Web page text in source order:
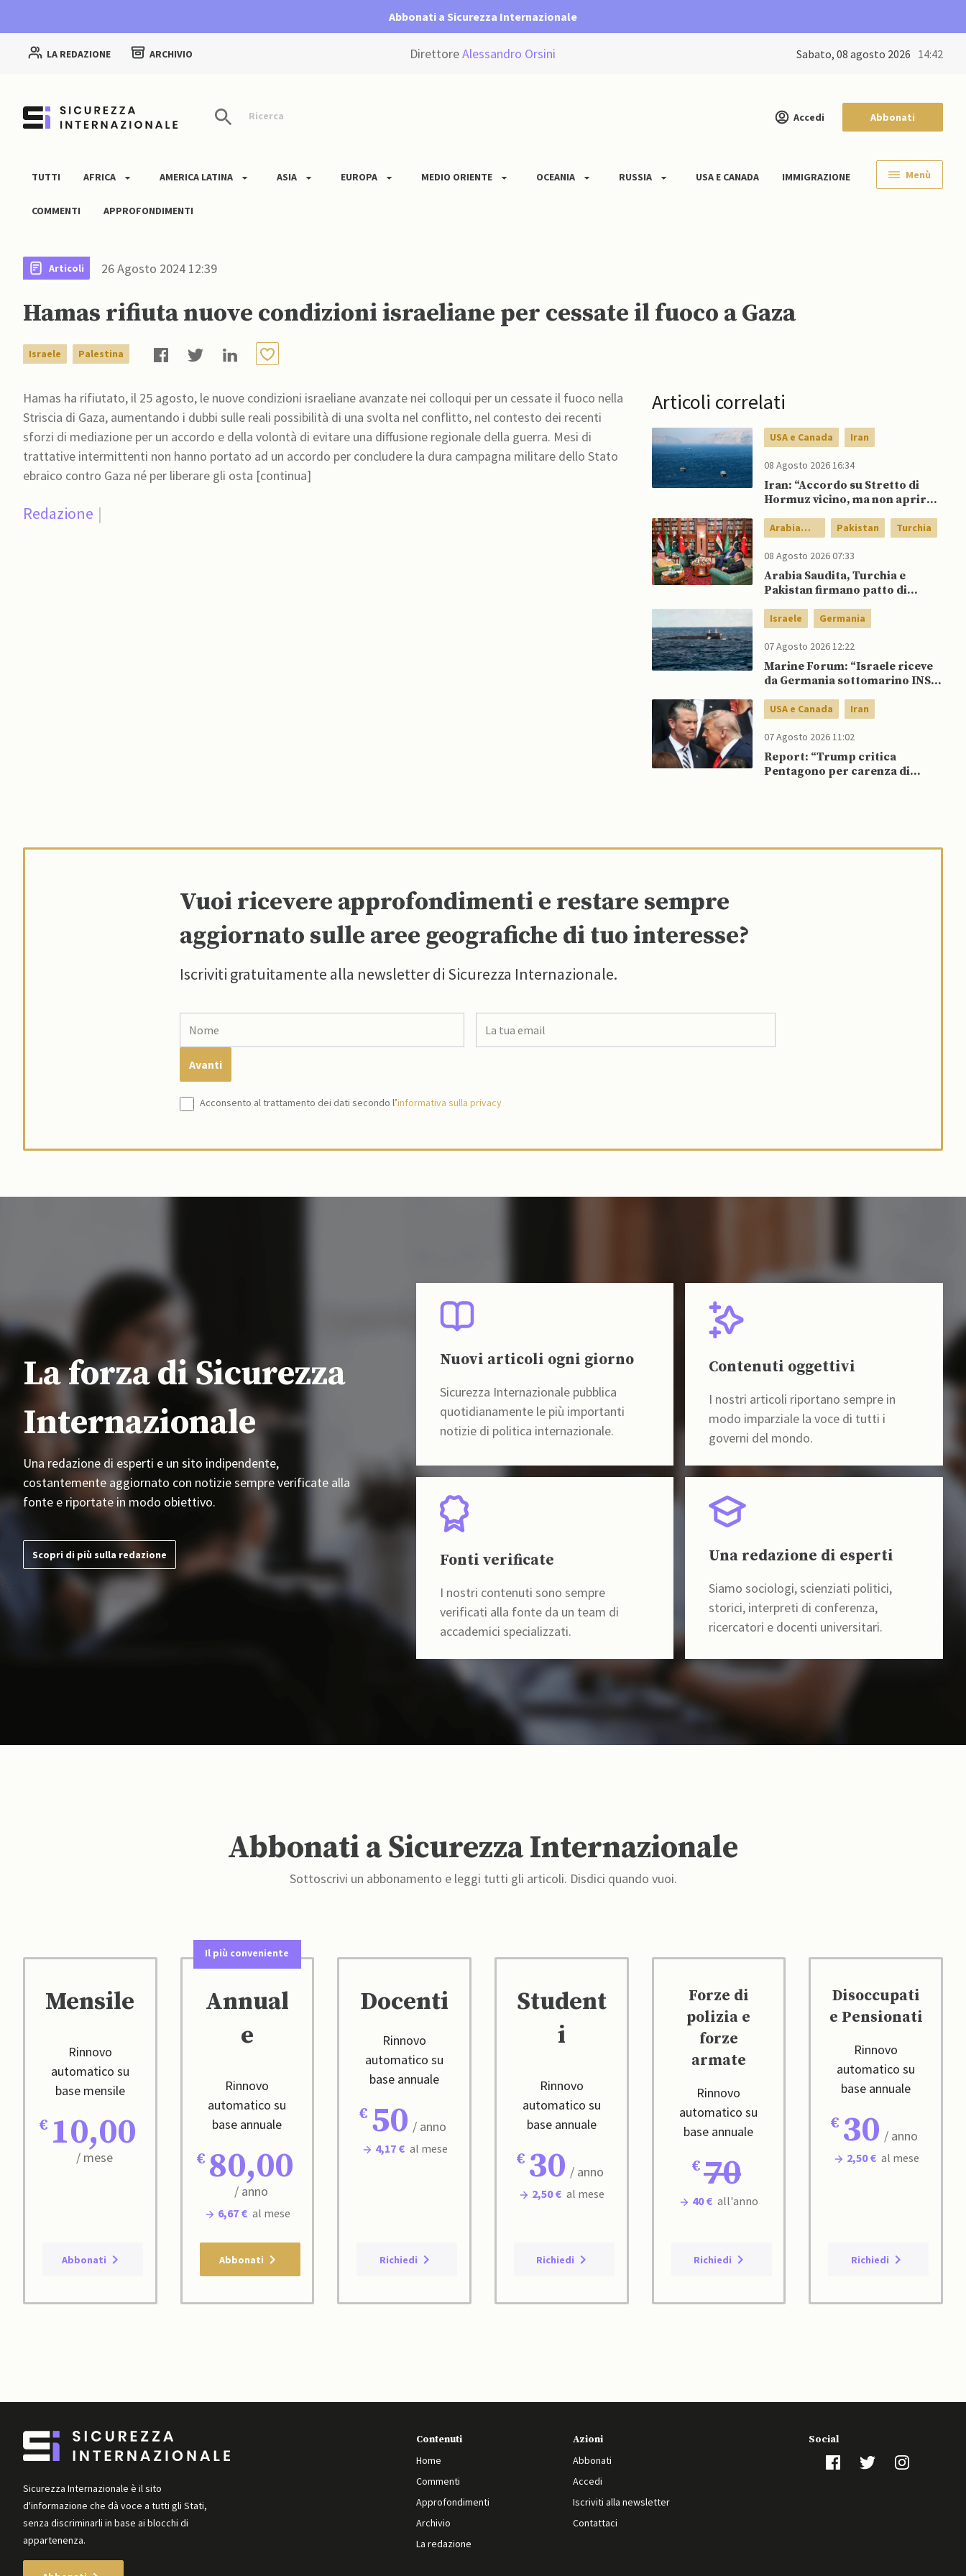
Abbonati a Sicurezza Internazionale
LA REDAZIONE ARCHIVIO DirettoreAlessandro Orsini sabato, 08 agosto 2026 14:42
Ricerca Accedi Abbonati
TUTTI AFRICA AMERICA LATINA ASIA EUROPA MEDIO ORIENTE OCEANIA RUSSIA USA E CANADA IMMIGRAZIONE
COMMENTI APPROFONDIMENTI
Menù
Articoli 26 Agosto 2024 12:39
Hamas rifiuta nuove condizioni israeliane per cessate il fuoco a Gaza
Israele Palestina
Hamas ha rifiutato, il 25 agosto, le nuove condizioni israeliane avanzate nei colloqui per un cessate il fuoco nella
Striscia di Gaza, aumentando i dubbi sulle reali possibilità di una svolta nel conflitto, nel contesto dei recenti
sforzi di mediazione per un accordo e della volontà di evitare una diffusione regionale della guerra. Mesi di
trattative intermittenti non hanno portato ad un accordo per concludere la dura campagna militare dello Stato
ebraico contro Gaza né per liberare gli osta [continua]
Redazione |
Articoli correlati
USA e Canada Iran
08 Agosto 2026 16:34
Iran: “Accordo su Stretto di
Hormuz vicino, ma non aprirà il
Arabia
Saudita
Pakistan Turchia
08 Agosto 2026 07:33
Arabia Saudita, Turchia e
Pakistan firmano patto di
Israele Germania
07 Agosto 2026 12:22
Marine Forum: “Israele riceve
da Germania sottomarino INS
USA e Canada Iran
07 Agosto 2026 11:02
Report: “Trump critica
Pentagono per carenza di
Vuoi ricevere approfondimenti e restare sempre
aggiornato sulle aree geografiche di tuo interesse?
Iscriviti gratuitamente alla newsletter di Sicurezza Internazionale.
Acconsento al trattamento dei dati secondo l’informativa sulla privacy
La forza di Sicurezza
Internazionale
Una redazione di esperti e un sito indipendente,
costantemente aggiornato con notizie sempre verificate alla
fonte e riportate in modo obiettivo.
Scopri di più sulla redazione
Nuovi articoli ogni giorno
Sicurezza Internazionale pubblica
quotidianamente le più importanti
notizie di politica internazionale.
Contenuti oggettivi
I nostri articoli riportano sempre in
modo imparziale la voce di tutti i
governi del mondo.
Fonti verificate
I nostri contenuti sono sempre
verificati alla fonte da un team di
accademici specializzati.
Una redazione di esperti
Siamo sociologi, scienziati politici,
storici, interpreti di conferenza,
ricercatori e docenti universitari.
Abbonati a Sicurezza Internazionale
Sottoscrivi un abbonamento e leggi tutti gli articoli. Disdici quando vuoi.
Mensile
Rinnovo
automatico su
base mensile
10,00
/ mese
Abbonati
Il più conveniente
Annual
e
Rinnovo
automatico su
base annuale
80,00
/ anno
6,67 € al mese
Abbonati
Docenti
Rinnovo
automatico su
base annuale
50 / anno
4,17 € al mese
Richiedi
Student
i
Rinnovo
automatico su
base annuale
30 / anno
2,50 € al mese
Richiedi
Forze di
polizia e
forze
armate
Rinnovo
automatico su
base annuale
70
40 € all'anno
Richiedi
Disoccupati
e Pensionati
Rinnovo
automatico su
base annuale
30 / anno
2,50 € al mese
Richiedi
Sicurezza Internazionale è il sito
d'informazione che dà voce a tutti gli Stati,
senza discriminarli in base ai blocchi di
appartenenza.
Contenuti
Home
Commenti
Approfondimenti
Archivio
La redazione
Azioni
Abbonati
Accedi
Iscriviti alla newsletter
Contattaci
Social